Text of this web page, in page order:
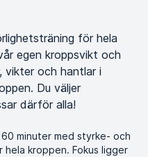
för hela
egen kroppsvikt och
vikter och hantlar i
Du väljer
därför alla!
minuter med styrke- och
kroppen. Fokus ligger